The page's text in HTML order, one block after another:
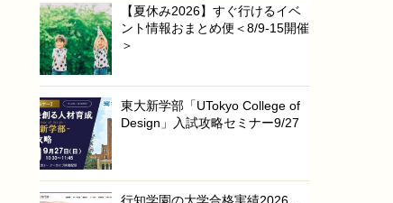
【夏休み2026】すぐ行けるイベ
ント情報おまとめ便＜8/9-15開催
＞
東大新学部「UTokyo College of
Design」入試攻略セミナー9/27